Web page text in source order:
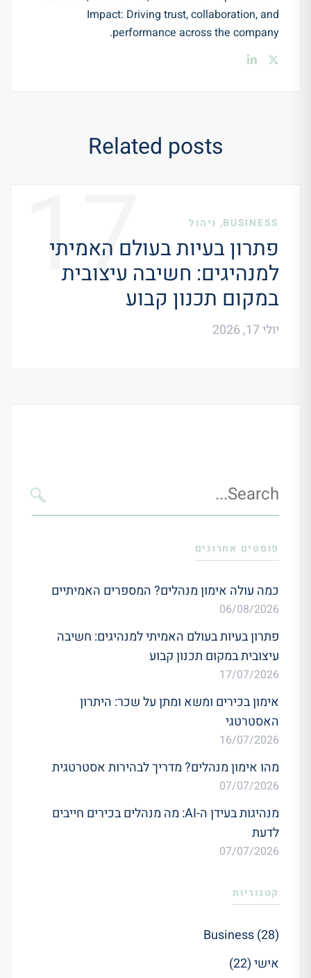
Impact: Driving trust, collaboration, and
performance across the company.
Related posts
17 BUSINESS
, ניהול
פתרון בעיות בעולם האמיתי
למנהיגים: חשיבה עיצובית
במקום תכנון קבוע
יולי 17, 2026
Search
for:
פוסטים אחרונים
כמה עולה אימון מנהלים? המספרים האמיתיים
06/08/2026
פתרון בעיות בעולם האמיתי למנהיגים: חשיבה
עיצובית במקום תכנון קבוע
17/07/2026
אימון בכירים ומשא ומתן על שכר: היתרון
האסטרטגי
16/07/2026
מהו אימון מנהלים? מדריך לבהירות אסטרטגית
07/07/2026
מנהיגות בעידן ה-AI: מה מנהלים בכירים חייבים
לדעת
07/07/2026
קטגוריות
Business (28)
אישי (22)